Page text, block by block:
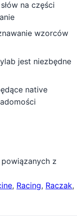
na części
wzorców
jest niezbędne
native
powiązanych z
, Racing, Raczak,